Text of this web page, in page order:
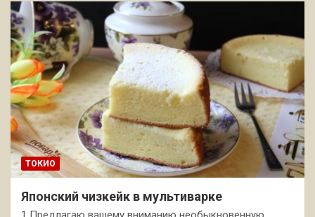
ТОКИО
Японский чизкейк в мультиварке